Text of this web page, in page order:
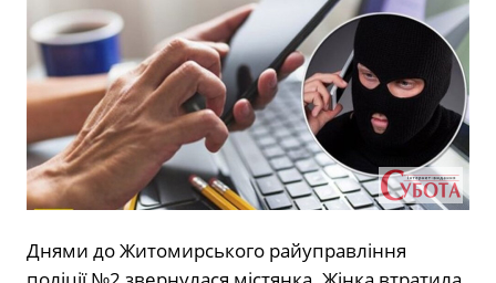
Днями до Житомирського райуправління